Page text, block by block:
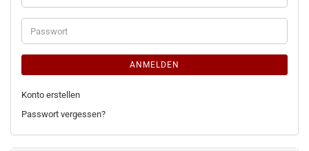
Mail-
Adresse
Passwort
ANMELDEN
Konto erstellen
Passwort vergessen?